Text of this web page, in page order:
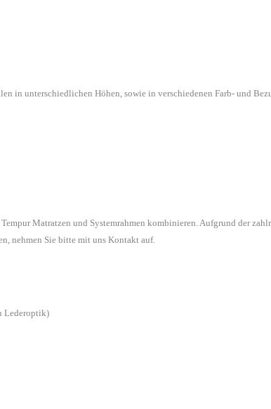
in unterschiedlichen Höhen, sowie in verschiedenen Farb- und
Matratzen und Systemrahmen kombinieren. Aufgrund der
nehmen Sie bitte mit uns Kontakt auf.
Lederoptik)